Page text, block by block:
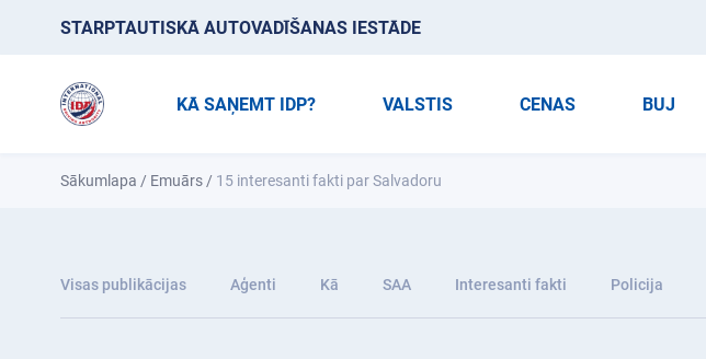
STARPTAUTISKĀ AUTOVADĪŠANAS IESTĀDE
KĀ SAŅEMT IDP? VALSTIS CENAS BUJ
Sākumlapa / Emuārs / 15 interesanti fakti par Salvadoru
Visas publikācijas Aģenti Kā SAA Interesanti fakti Policija